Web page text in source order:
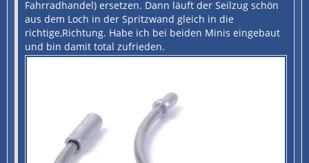
Fahrradhandel) ersetzen. Dann läuft der Seilzug schön
aus dem Loch in der Spritzwand gleich in die
richtige,Richtung. Habe ich bei beiden Minis eingebaut
und bin damit total zufrieden.